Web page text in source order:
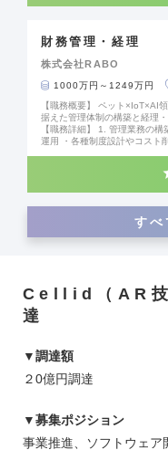
財務管理・経理
株式会社RABO
1000万円～1249万円
【職務概要】 ペット×IoT×AI
据えた管理体制の構築と経理
【職務詳細】 1. 管理業務の
運用 ・各種制度設計やコスト
実管理 3. ファイナンスの実
すべ
Cellid（AR技
達
▼調達額
２0億円調達
▼募集ポジション
事業推進、ソフトウェア